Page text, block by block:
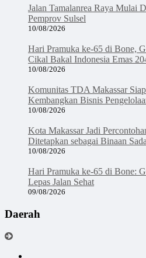
Jalan Tamalanrea Raya Mulai
Pemprov Sulsel
10/08/2026
Hari Pramuka ke-65 di Bone,
Cikal Bakal Indonesia Emas
10/08/2026
Komunitas TDA Makassar
Kembangkan Bisnis
10/08/2026
Kota Makassar Jadi
Ditetapkan sebagai Binaan
10/08/2026
Hari Pramuka ke-65 di Bone:
Lepas Jalan Sehat
09/08/2026
Daerah